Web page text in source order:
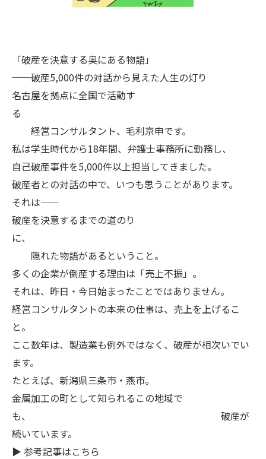
「破産を決意する奥にある物語」
──破産5,000件の対話から見えた人生の灯り
名古屋を拠点に全国で活動す
る
経営コンサルタント、毛利京申です。
私は学生時代から18年間、弁護士事務所に勤務し、
自己破産事件を5,000件以上担当してきました。
破産者との対話の中で、いつも思うことがあります。
それは――
破産を決意するまでの道のり
に、
隠れた物語があるということ。
多くの企業が倒産する理由は「売上不振」。
それは、昨日・今日始まったことではありません。
経営コンサルタントの本来の仕事は、売上を上げるこ
と。
ここ数年は、製造業も例外ではなく、破産が相次いでい
ます。
たとえば、新潟県三条市・燕市。
金属加工の町として知られるこの地域で
も、 破産が
続いています。
▶︎ 参考記事はこちら